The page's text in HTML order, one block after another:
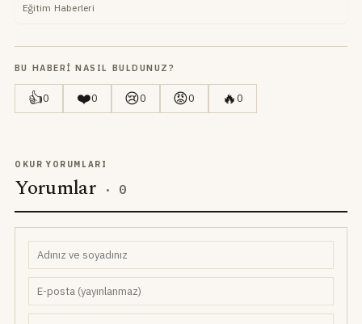
Eğitim Haberleri
BU HABERI NASIL BULDUNUZ?
👍0 ❤️0 😢0 😡0 🔥0
OKUR YORUMLARI
Yorumlar · 0